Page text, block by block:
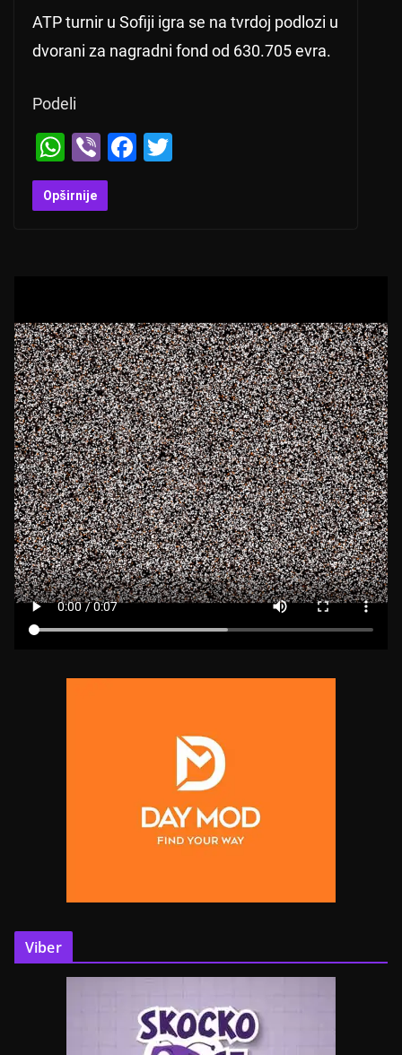
ATP turnir u Sofiji igra se na tvrdoj podlozi u
dvorani za nagradni fond od 630.705 evra.
Podeli
W
h
at
p
Vi
b
er
F
o
k
Opširnije
Viber